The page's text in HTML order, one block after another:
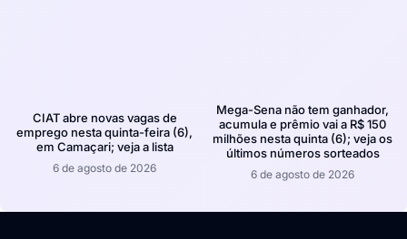
CIAT abre novas vagas de
emprego nesta quinta-feira (6),
em Camaçari; veja a lista
6 de agosto de 2026
Mega-Sena não tem ganhador,
acumula e prêmio vai a R$ 150
milhões nesta quinta (6); veja os
últimos números sorteados
6 de agosto de 2026